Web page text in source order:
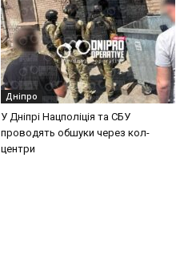
Дніпро
У Дніпрі Нацполіція та СБУ
проводять обшуки через кол-
центри